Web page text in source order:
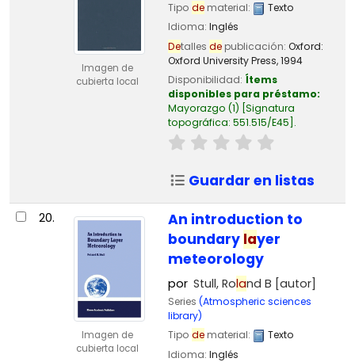
Imagen de
cubierta local
Tipo dematerial:
Texto
Idioma: Inglés
Detalles depublicación: Oxford:
Oxford University Press,1994
Disponibilidad: Ítems
disponibles para préstamo:
Mayorazgo (1) Signatura
topográfica: 551.515/E45 .
Guardar en listas
20.
Imagen de
cubierta local
An introduction to
boundary layer
meteorology
por Stull, Roland B [autor]
Series (Atmospheric sciences
library)
Tipo dematerial:
Texto
Idioma: Inglés